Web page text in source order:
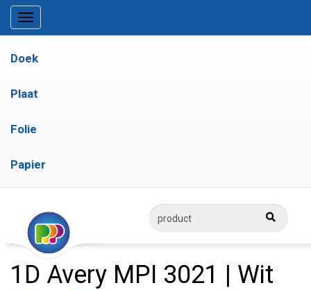
Doek
Plaat
Folie
Papier
1D Avery MPI 3021 | Wit